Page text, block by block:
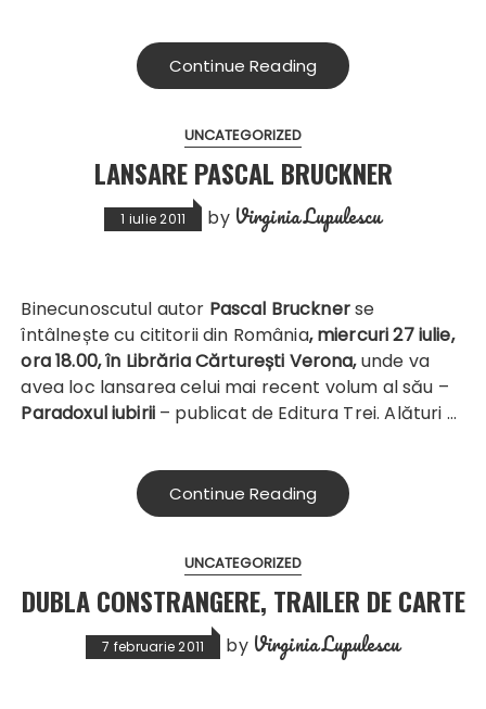
Continue Reading
UNCATEGORIZED
LANSARE PASCAL BRUCKNER
1 iulie 2011 by Virginia Lupulescu
Binecunoscutul autor Pascal Brucknerse
întâlnește cu cititorii din România, miercuri 27 iulie,
ora 18.00,în Librăria Cărturești Verona,unde va
avea loc lansarea celui mai recent volum al său –
Paradoxul iubirii – publicat de Editura Trei. Alături …
Continue Reading
UNCATEGORIZED
DUBLA CONSTRANGERE, TRAILER DE CARTE
7 februarie 2011 by Virginia Lupulescu